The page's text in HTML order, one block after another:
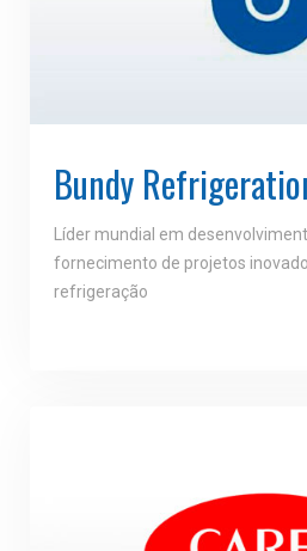
Bundy
Líder mundial em
fornecimento de projetos
refrigeração